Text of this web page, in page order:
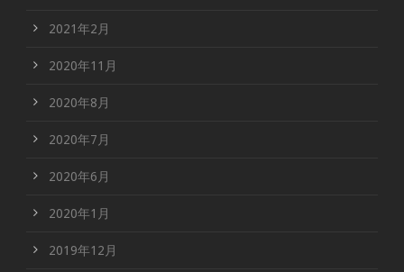
2021年2月
2020年11月
2020年8月
2020年7月
2020年6月
2020年1月
2019年12月